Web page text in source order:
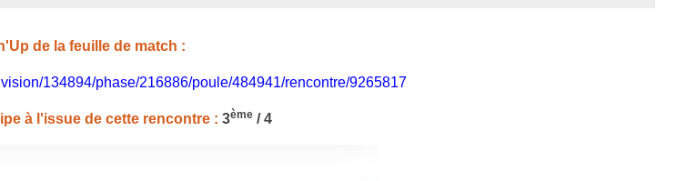
de la feuille de match :
134894/phase/216886/poule/484941/rencontre/9265817
à l'issue de cette rencontre : 3ème/ 4